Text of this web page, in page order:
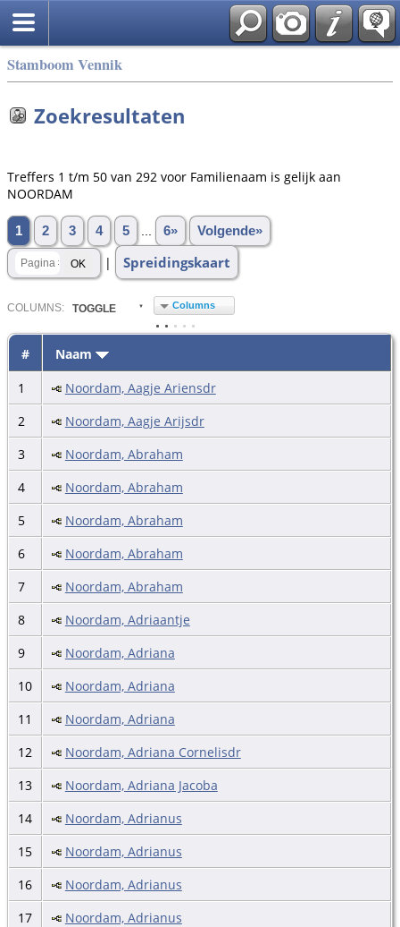
Stamboom Vennik
Zoekresultaten
Treffers 1 t/m 50 van 292 voor Familienaam is gelijk aan
NOORDAM
1 2 3 4 5 6» Volgende»
| Spreidingskaart
COLUMN S: TOGGLE Columns
#
Naam
1
Noordam, Aagje Ariensdr
2
Noordam, Aagje Arijsdr
3
Noordam, Abraham
4
Noordam, Abraham
5
Noordam, Abraham
6
Noordam, Abraham
7
Noordam, Abraham
8
Noordam, Adriaantje
9
Noordam, Adriana
10
Noordam, Adriana
11
Noordam, Adriana
12
Noordam, Adriana Cornelisdr
13
Noordam, Adriana Jacoba
14
Noordam, Adrianus
15
Noordam, Adrianus
16
Noordam, Adrianus
17
Noordam, Adrianus